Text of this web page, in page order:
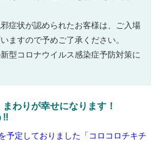
症状が認められたお客様は、ご入場
ますので予めご了承ください。
型コロナウイルス感染症予防対策に
わりが幸せになります！
‼
予定しておりました「コロコロチキチ